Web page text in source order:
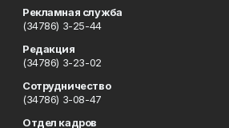
Рекламная служба
(34786) 3-25-44
Редакция
(34786) 3-23-02
Сотрудничество
(34786) 3-08-47
Отдел кадров